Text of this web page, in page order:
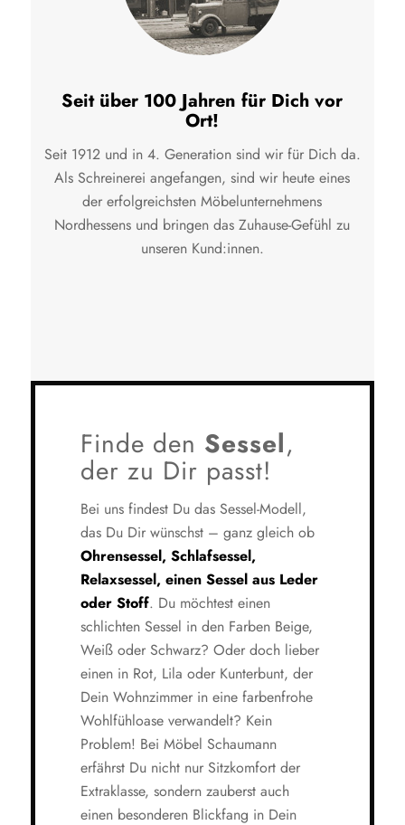
Seit über 100 Jahren für Dich vor
Ort!
Seit 1912 und in 4. Generation sind wir für Dich da.
Als Schreinerei angefangen, sind wir heute eines
der erfolgreichsten Möbelunternehmens
Nordhessens und bringen das Zuhause-Gefühl zu
unseren Kund:innen.
Finde den Sessel,
der zu Dir passt!
Bei uns findest Du das Sessel-Modell,
das Du Dir wünschst – ganz gleich ob
Ohrensessel, Schlafsessel,
Relaxsessel, einen Sessel aus Leder
oder Stoff. Du möchtest einen
schlichten Sessel in den Farben Beige,
Weiß oder Schwarz? Oder doch lieber
einen in Rot, Lila oder Kunterbunt, der
Dein Wohnzimmer in eine farbenfrohe
Wohlfühloase verwandelt? Kein
Problem! Bei Möbel Schaumann
erfährst Du nicht nur Sitzkomfort der
Extraklasse, sondern zauberst auch
einen besonderen Blickfang in Dein